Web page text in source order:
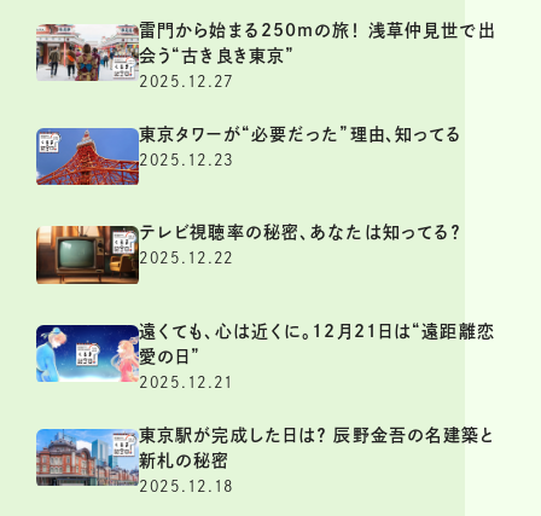
雷門から始まる250mの旅！ 浅草仲見世で出
会う“古き良き東京”
2025.12.27
東京タワーが“必要だった”理由、知ってる
2025.12.23
テレビ視聴率の秘密、あなたは知ってる？
2025.12.22
遠くても、心は近くに。12月21日は“遠距離恋
愛の日”
2025.12.21
東京駅が完成した日は？ 辰野金吾の名建築と
新札の秘密
2025.12.18